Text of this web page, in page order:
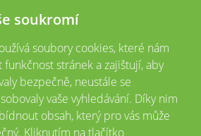
Všechna práva vyhrazena
společností Realitní akademie České
soukromí
soubory cookies, které nám
stránek a zajištují, aby
bezpečně, neustále se
vaše vyhledávání. Díky nim
obsah, který pro vás může
Kliknutím na tlačítko